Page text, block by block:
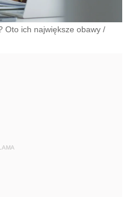
Oto ich największe obawy /